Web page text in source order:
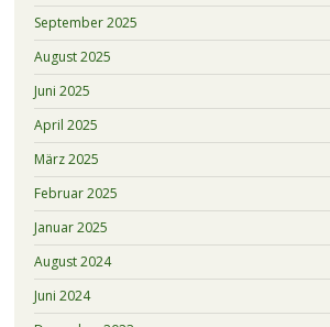
September 2025
August 2025
Juni 2025
April 2025
März 2025
Februar 2025
Januar 2025
August 2024
Juni 2024